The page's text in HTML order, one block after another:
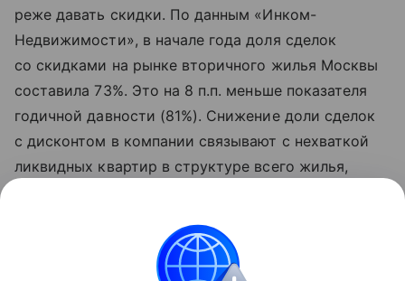
реже давать скидки. По данным «Инком-
Недвижимости», в начале года доля сделок
со скидками на рынке вторичного жилья Москвы
составила 73%. Это на 8 п.п. меньше показателя
годичной давности (81%). Снижение доли сделок
с дисконтом в компании связывают с нехваткой
ликвидных квартир в структуре всего жилья,
идти на условия собственников.